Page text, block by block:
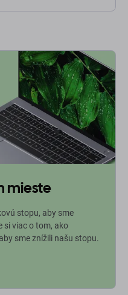
mieste
stopu, aby sme
si viac o tom, ako
sme znížili našu stopu.